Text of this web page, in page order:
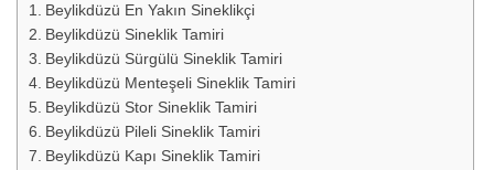
Beylikdüzü En Yakın Sineklikçi
Beylikdüzü Sineklik Tamiri
Beylikdüzü Sürgülü Sineklik Tamiri
Beylikdüzü Menteşeli Sineklik Tamiri
Beylikdüzü Stor Sineklik Tamiri
Beylikdüzü Pileli Sineklik Tamiri
Beylikdüzü Kapı Sineklik Tamiri